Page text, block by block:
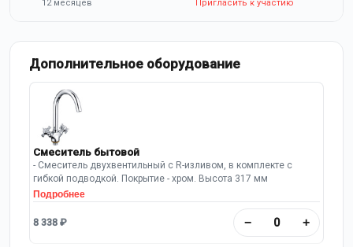
12 месяцев Пригласить к участию
Дополнительное оборудование
Смеситель бытовой
- Смеситель двухвентильный с R-изливом, в комплекте с
гибкой подводкой. Покрытие - хром. Высота 317 мм
Подробнее
8 338 ₽ − +